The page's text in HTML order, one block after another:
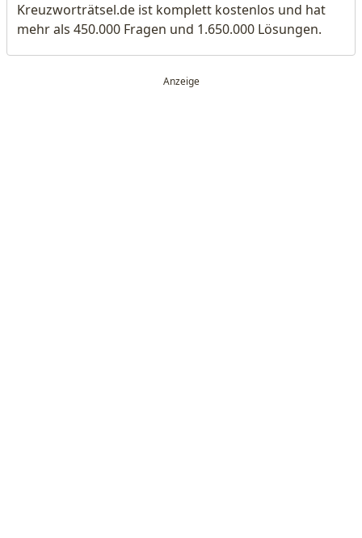
Kreuzworträtsel.de ist komplett kostenlos und hat
mehr als 450.000 Fragen und 1.650.000 Lösungen.